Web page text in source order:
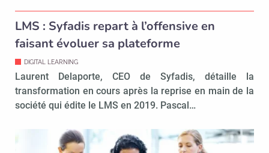
LMS : Syfadis repart à l’offensive en
faisant évoluer sa plateforme
DIGITAL LEARNING
Laurent Delaporte, CEO de Syfadis, détaille la
transformation en cours après la reprise en main de la
société qui édite le LMS en 2019. Pascal…